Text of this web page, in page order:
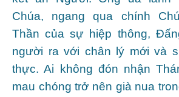
Chúa, ngang qua chính
Thần của sự hiệp thông,
người ra với chân lý mới và
thực. Ai không đón nhận
mau chóng trở nên già nua